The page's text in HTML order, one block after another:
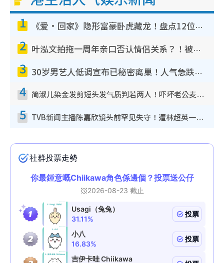
1 《爱·回家》隐形富豪卧虎藏龙！盘点12位财气逼人的有钱艺人：这位美女3亿身家不愁做
2 叶泓文拍拖一周年亲口否认情侣关系？！被质疑感情造假竟称GM“普通同事”
3 30岁男艺人低调宣布已秘密离巢！人气急跌变失踪人口：“这几年过得并不容易”
4 简淑儿染金发剪短头发气质判若两人！吓坏老公麦大力都认不出：“你做什么？”
5 TVB新闻主播陈嘉欣镜头前罕见失守！遭林超英一句话突袭吓坏当场大笑